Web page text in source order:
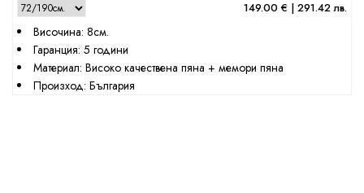
149.00 € | 291.42 лв.
Височина: 8см.
Гаранция: 5 години
Материал: Високо качествена пяна + мемори пяна
Произход: България